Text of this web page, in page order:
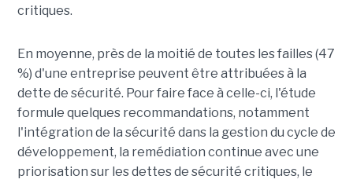
critiques.
En moyenne, près de la moitié de toutes les failles (47
%) d'une entreprise peuvent être attribuées à la
dette de sécurité. Pour faire face à celle-ci, l'étude
formule quelques recommandations, notamment
l'intégration de la sécurité dans la gestion du cycle de
développement, la remédiation continue avec une
priorisation sur les dettes de sécurité critiques, le